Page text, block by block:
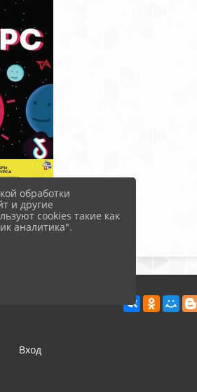
Вход
обработки
и другие
cookies такие как
аналитика".